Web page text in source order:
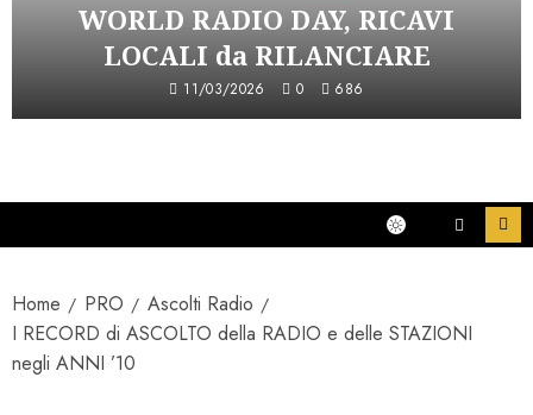
WORLD RADIO DAY, RICAVI
LOCALI da RILANCIARE
11/03/2026 0 686
Home PRO
Ascolti Radio
I RECORD di ASCOLTO della RADIO e delle STAZIONI
negli ANNI ’10